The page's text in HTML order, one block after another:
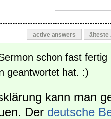
active answers älteste
schon fast
geantwortet hat. :)
kann man
Der deutsche